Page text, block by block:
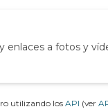
enlaces a fotos y
utilizando los API (ver